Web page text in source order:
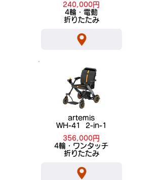
240,000円
​4輪・電動
折りたたみ
artemis
WH-41 2-in-1
356,000円
​4輪・ワンタッチ
折りたたみ